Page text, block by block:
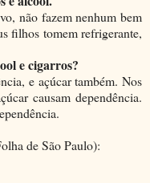
não fazem nenhum bem
filhos tomem refrigerante,
e cigarros?
e açúcar também. Nos
causam dependência.
de São Paulo):